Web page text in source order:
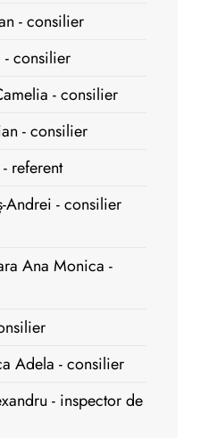
- consilier
consilier
- consilier
- consilier
referent
Andrei - consilier
Ana Monica -
Adela - consilier
- inspector de